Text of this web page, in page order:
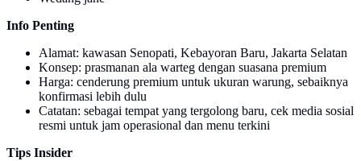
Info Penting
Alamat: kawasan Senopati, Kebayoran Baru, Jakarta Selatan
Konsep: prasmanan ala warteg dengan suasana premium
Harga: cenderung premium untuk ukuran warung, sebaiknya
konfirmasi lebih dulu
Catatan: sebagai tempat yang tergolong baru, cek media sosial
resmi untuk jam operasional dan menu terkini
Tips Insider